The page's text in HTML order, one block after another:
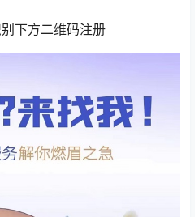
下方二维码注册